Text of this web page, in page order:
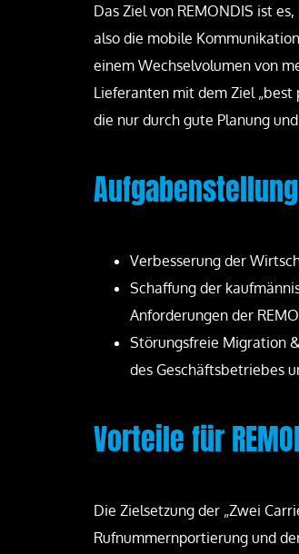
Das Ziel von REMONDIS ist
also die mobile
einem Wechselvolumen von
Lieferanten mit dem Ziel
die nur durch gute Planung
Verbesserung der
Schaffung der
Anforderungen der
Störungsfreie Migration
des Geschäftsbetriebes
Vorteile für
Die Zielsetzung der „Zwei
Rufnummernportierung und